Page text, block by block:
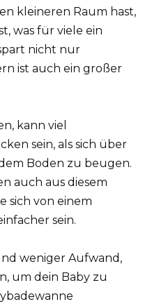
kleineren Raum hast,
was für viele ein
nicht nur
ist auch ein großer
kann viel
sein, als sich über
Boden zu beugen.
auch aus diesem
sich von einem
sein.
weniger Aufwand,
um dein Baby zu